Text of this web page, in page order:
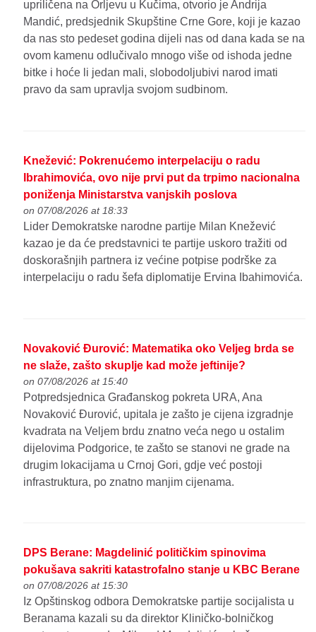
upriličena na Orljevu u Kučima, otvorio je Andrija
Mandić, predsjednik Skupštine Crne Gore, koji je kazao
da nas sto pedeset godina dijeli nas od dana kada se na
ovom kamenu odlučivalo mnogo više od ishoda jedne
bitke i hoće li jedan mali, slobodoljubivi narod imati
pravo da sam upravlja svojom sudbinom.
Knežević: Pokrenućemo interpelaciju o radu
Ibrahimovića, ovo nije prvi put da trpimo nacionalna
poniženja Ministarstva vanjskih poslova
on 07/08/2026 at 18:33
Lider Demokratske narodne partije Milan Knežević
kazao je da će predstavnici te partije uskoro tražiti od
doskorašnjih partnera iz većine potpise podrške za
interpelaciju o radu šefa diplomatije Ervina Ibahimovića.
Novaković Đurović: Matematika oko Veljeg brda se
ne slaže, zašto skuplje kad može jeftinije?
on 07/08/2026 at 15:40
Potpredsjednica Građanskog pokreta URA, Ana
Novaković Đurović, upitala je zašto je cijena izgradnje
kvadrata na Veljem brdu znatno veća nego u ostalim
dijelovima Podgorice, te zašto se stanovi ne grade na
drugim lokacijama u Crnoj Gori, gdje već postoji
infrastruktura, po znatno manjim cijenama.
DPS Berane: Magdelinić političkim spinovima
pokušava sakriti katastrofalno stanje u KBC Berane
on 07/08/2026 at 15:30
Iz Opštinskog odbora Demokratske partije socijalista u
Beranama kazali su da direktor Kliničko-bolničkog